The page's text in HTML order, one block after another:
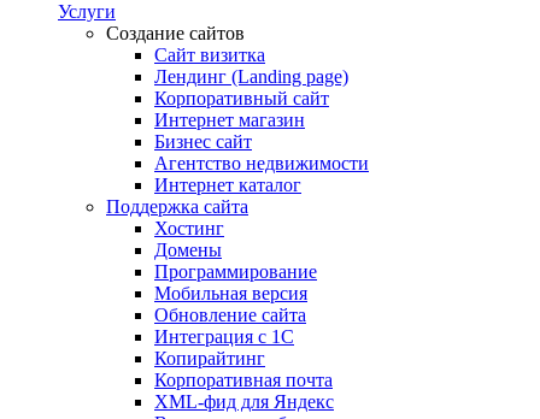
Услуги
Создание сайтов
Сайт визитка
Лендинг (Landing page)
Корпоративный сайт
Интернет магазин
Бизнес сайт
Агентство недвижимости
Интернет каталог
Поддержка сайта
Хостинг
Домены
Программирование
Мобильная версия
Обновление сайта
Интеграция с 1С
Копирайтинг
Корпоративная почта
XML-фид для Яндекс